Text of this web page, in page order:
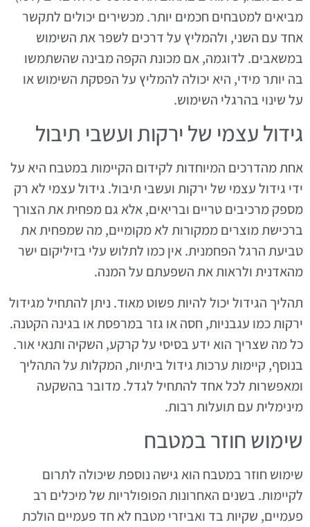
מביאים למטבחים חכמים יותר. מכשירים יכולים לתקשר
אחד עם השני, ולהמליץ על דרכים לשפר את השימוש
במשאבים. לדוגמה, אם מכונת הקפה מבינה שהשתמשו
בה יותר מידי, היא יכולה להמליץ על הפסקת השימוש או
על שינוי בהרגלי השימוש.
גידול עצמי של ירקות ועשבי תיבול
אחת מהדרכים המיוחדות לקידום הקיימות במטבח היא על
ידי גידול עצמי של ירקות ועשבי תיבול. גידול עצמי לא רק
מספק מרכיבים טריים ובריאים, אלא גם מפחית את הצורך
ברכישת מוצרים ממקורות לא מקומיים, מה שמפחית את
טביעת הרגל הפחמנית. אין כמו לתלוש עלי בזיליקום ישר
מהאדנית ולראות את השפעתם על המנה.
תהליך הגידול יכול להיות פשוט מאוד. ניתן להתחיל מגידול
ירקות כמו עגבניות, חסה או גזר במרפסת או בגינה הקטנה.
כל מה שצריך הוא ידע בסיסי על קרקע, השקיה ותנאי אור.
בנוסף, קיימות ערכות גידול ביתיות, המקלות על התהליך
ומאפשרות לכל אחד להתחיל לגדל. מדובר בהשקעה
מינימלית עם תועלות רבות.
שימוש חוזר במטבח
שימוש חוזר במטבח הוא גישה נוספת שיכולה לתרום
לקיימות. בשנים האחרונות הפופולריות של מיכלים רב
פעמיים, שקיות בד ואביזרי מטבח לא חד פעמיים הולכת